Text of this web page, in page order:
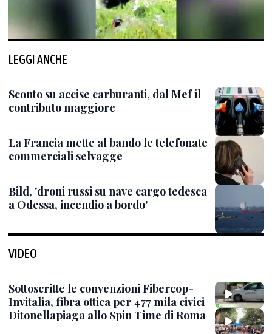
LEGGI ANCHE
Sconto su accise carburanti, dal Mef il
contributo maggiore
La Francia mette al bando le telefonate
commerciali selvagge
Bild, 'droni russi su nave cargo tedesca
a Odessa, incendio a bordo'
VIDEO
Sottoscritte le convenzioni Fibercop-
Invitalia, fibra ottica per 477 mila civici
Ditonellapiaga allo Spin Time di Roma